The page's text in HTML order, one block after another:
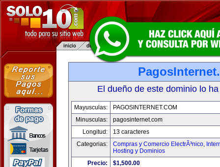
El dueño de este dominio lo
Mayusculas:
PAGOSINTERNET.COM
Minusculas:
pagosinternet.com
Longitud:
13 caracteres
Categorias:
Compras y Comercio ElectrÃ³nico,
Hosting y Dominios
Precio:
$1,500.00